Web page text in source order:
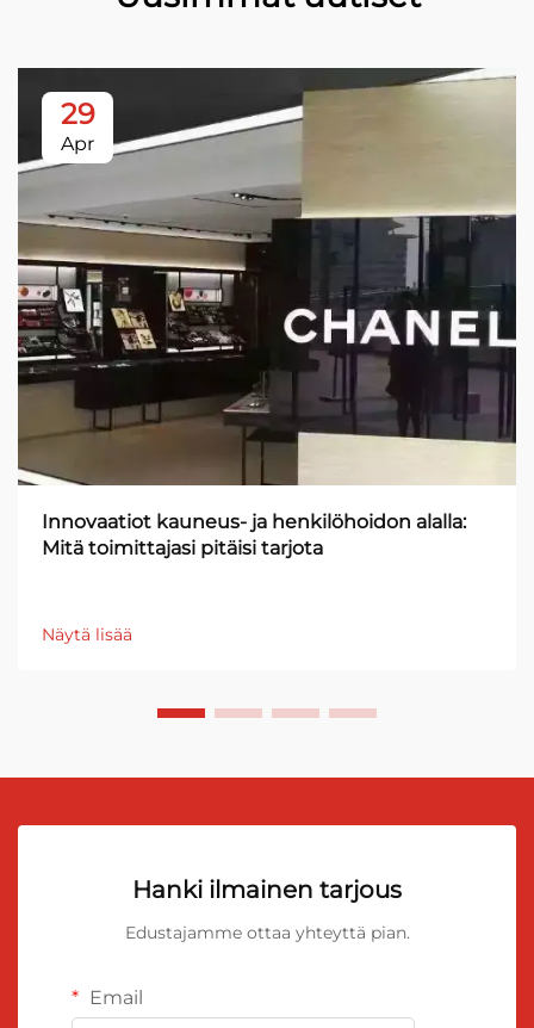
29
Apr
Innovaatiot kauneus- ja henkilöhoidon alalla:
Mitä toimittajasi pitäisi tarjota
Näytä lisää
Hanki ilmainen tarjous
Edustajamme ottaa yhteyttä pian.
Email